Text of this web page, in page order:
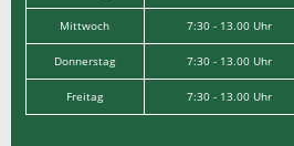
Mittwoch 7:30 - 13.00 Uhr
Donnerstag 7:30 - 13.00 Uhr
Freitag 7:30 - 13.00 Uhr